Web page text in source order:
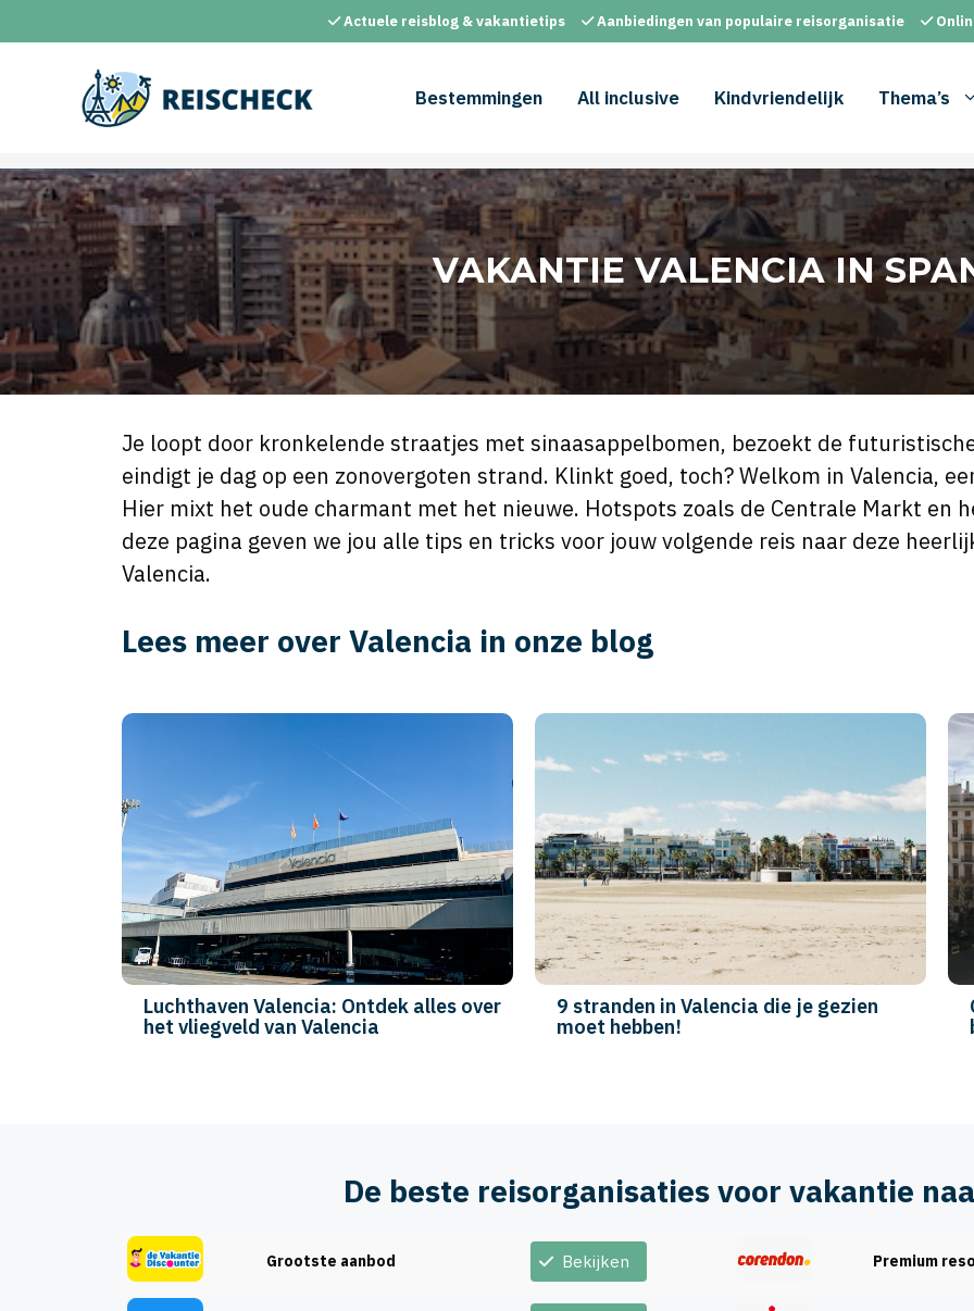
naar
Actuele reisblog & vakantietips Aanbiedingen van populaire reisorganisatie
Bestemmingen All inclusive Kindvriendelijk Thema’s
VAKANTIE VALENCIA IN
Je loopt door kronkelende straatjes met sinaasappelbomen, bezoekt de
eindigt je dag op een zonovergoten strand. Klinkt goed, toch? Welkom in Valencia,
Hier mixt het oude charmant met het nieuwe. Hotspots zoals de Centrale Markt en
deze pagina geven we jou alle tips en tricks voor jouw volgende reis naar deze
Valencia.
Lees meer over Valencia in onze blog
Luchthaven Valencia: Ontdek alles over
het vliegveld van Valencia
9 stranden in Valencia die je gezien
moet hebben!
De beste reisorganisaties voor vakantie
Grootste aanbod Bekijken Premium